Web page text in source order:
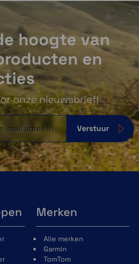
hoogte van
en
onze nieuwsbrief!
Verstuur
Merken
Alle merken
Garmin
TomTom